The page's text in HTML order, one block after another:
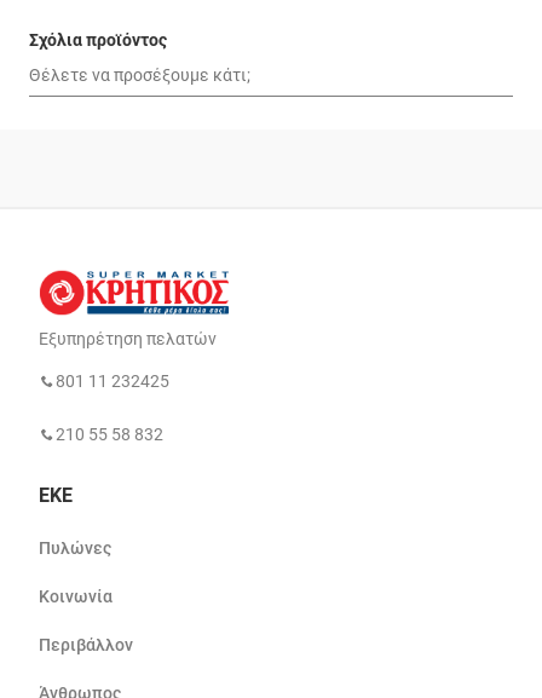
Σχόλια προϊόντος
Εξυπηρέτηση πελατών
801 11 232425
210 55 58 832
ΕΚΕ
Πυλώνες
Κοινωνία
Περιβάλλον
Άνθρωπος